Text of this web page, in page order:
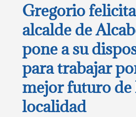
Gregorio
alcalde de
pone a su
para trabajar
mejor futuro de
localidad